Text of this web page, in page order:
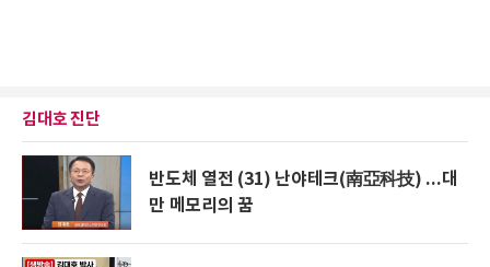
김대호 진단
반도체 열전 (31) 난야테크(南亞科技) ...대
만 메모리의 꿈